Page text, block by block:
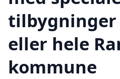
eller hele
kommune